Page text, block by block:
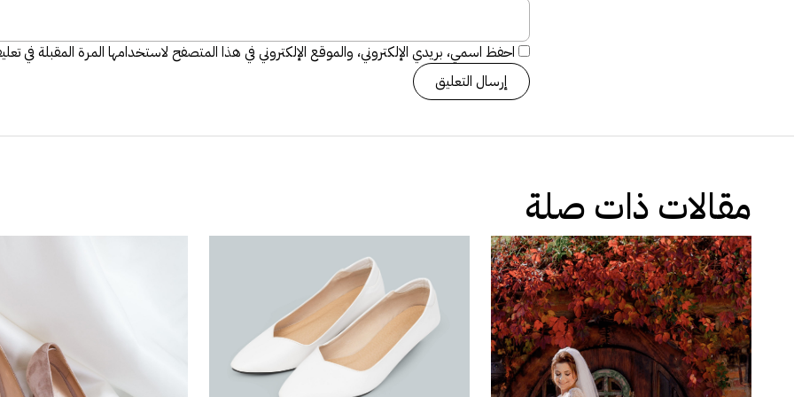
احفظ اسمي، بريدي الإلكتروني، والموقع الإلكتروني في هذا المتصفح لاستخدامها المرة المقبلة في
مقالات ذات صلة